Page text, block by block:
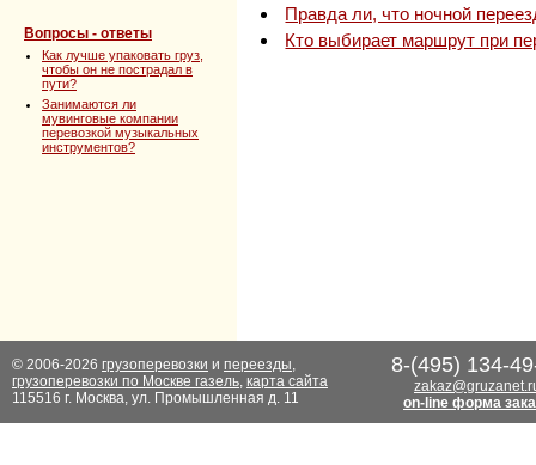
Вопросы - ответы
Как лучше упаковать груз,
чтобы он не пострадал в
пути?
Занимаются ли
мувинговые компании
перевозкой музыкальных
инструментов?
Правда ли, что ночной
Кто выбирает маршрут при
© 2006-2026 грузоперевозки и переезды,
грузоперевозки по Москве газель, карта сайта
115516 г. Москва, ул. Промышленная д. 11
8-(495) 134-
on-line форма